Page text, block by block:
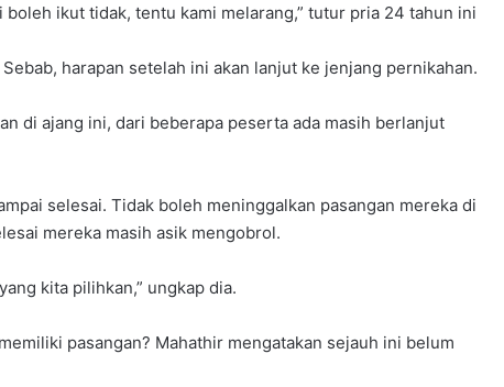
boleh ikut tidak, tentu kami melarang,” tutur pria 24 tahun ini
harapan setelah ini akan lanjut ke jenjang pernikahan.
di ajang ini, dari beberapa peserta ada masih berlanjut
selesai. Tidak boleh meninggalkan pasangan mereka di
mereka masih asik mengobrol.
kita pilihkan,” ungkap dia.
pasangan? Mahathir mengatakan sejauh ini belum